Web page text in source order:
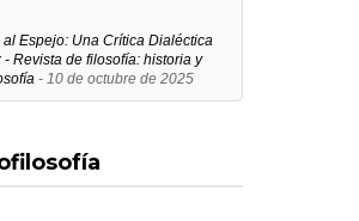
Espejo: Una Crítica Dialéctica
Revista de filosofía: historia y
- 10 de octubre de 2025